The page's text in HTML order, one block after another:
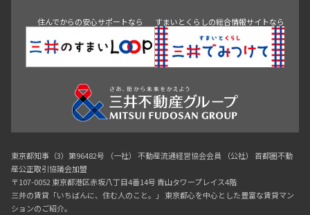
住んでからの安心サポートなら すまいとくらしの総合情報サイトなら
東京都知事（3）第96482号 （一社） 不動産流通経営協会会員 （公社） 首都圏不動
産公正取引協議会加盟
〒107-0052 東京都港区赤坂八丁目4番14号 青山タワープレイス4階
三井の賃貸「いちばんに、住む人のこと。」 東京都心を中心とした豊富な賃貸マン
ションのご紹介。